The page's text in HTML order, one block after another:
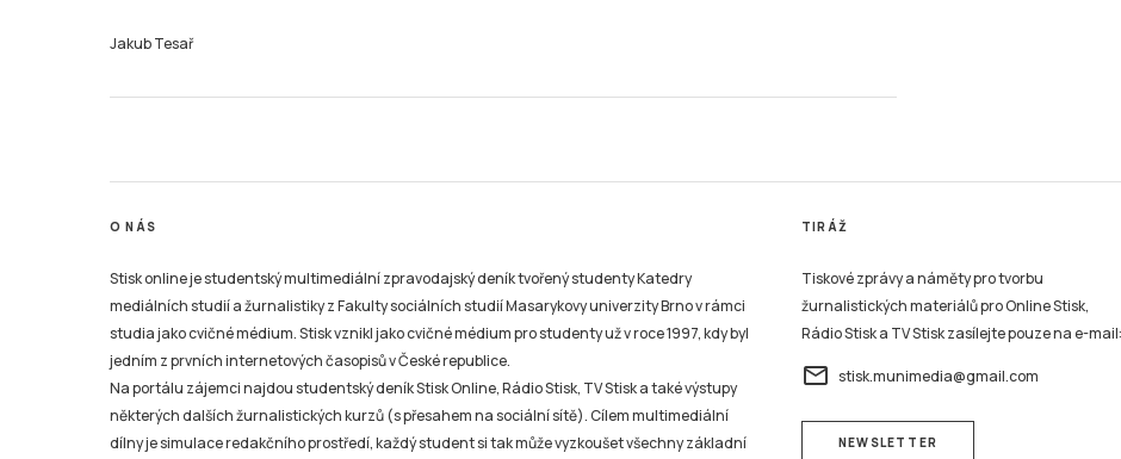
Jakub Tesař
O NÁS
Stisk online je studentský multimediální zpravodajský deník tvořený studenty Katedry
mediálních studií a žurnalistiky z Fakulty sociálních studií Masarykovy univerzity Brno v rámci
studia jako cvičné médium. Stisk vznikl jako cvičné médium pro studenty už v roce 1997, kdy byl
jedním z prvních internetových časopisů v České republice.
Na portálu zájemci najdou studentský deník Stisk Online, Rádio Stisk, TV Stisk a také výstupy
některých dalších žurnalistických kurzů (s přesahem na sociální sítě). Cílem multimediální
dílny je simulace redakčního prostředí, každý student si tak může vyzkoušet všechny základní
TIRÁŽ
Tiskové zprávy a náměty pro tvorbu
žurnalistických materiálů pro Online Stisk,
Rádio Stisk a TV Stisk zasílejte pouze na e-mail:
email stisk.munimedia@gmail.com
NEWSLETTER